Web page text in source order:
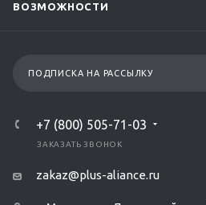
ВОЗМОЖНОСТИ
ПОДПИСКА НА РАССЫЛКУ
+7 (800) 505-71-03
ЗАКАЗАТЬ ЗВОНОК
zakaz@plus-aliance.ru